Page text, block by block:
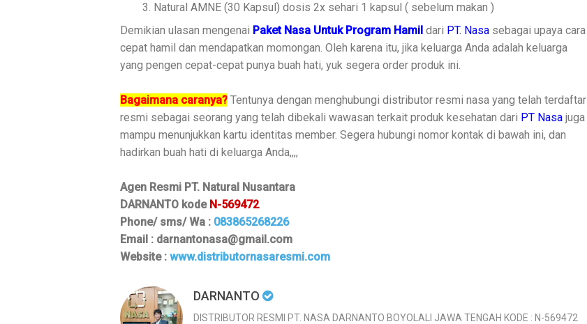
Natural AMNE (30 Kapsul) dosis 2x sehari 1 kapsul ( sebelum makan )
Demikian ulasan mengenai Paket Nasa Untuk Program Hamil dari PT. Nasa sebagai upaya cara
cepat hamil dan mendapatkan momongan. Oleh karena itu, jika keluarga Anda adalah keluarga
yang pengen cepat-cepat punya buah hati, yuk segera order produk ini.
Bagaimana caranya? Tentunya dengan menghubungi distributor resmi nasa yang telah terdaftar
resmi sebagai seorang yang telah dibekali wawasan terkait produk kesehatan dari PT Nasa juga
mampu menunjukkan kartu identitas member. Segera hubungi nomor kontak di bawah ini, dan
hadirkan buah hati di keluarga Anda,,,,
Agen Resmi PT. Natural Nusantara
DARNANTO kode N-569472
Phone/ sms/ Wa : 083865268226
Email : darnantonasa@gmail.com
Website : www.distributornasaresmi.com
DARNANTO
DISTRIBUTOR RESMI PT. NASA DARNANTO BOYOLALI JAWA TENGAH KODE : N-569472